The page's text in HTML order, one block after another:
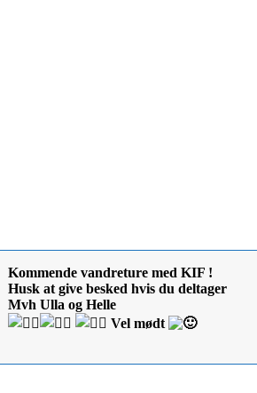
Kommende vandreture med KIF !
Husk at give besked hvis du deltager
Mvh Ulla og Helle
Vel mødt